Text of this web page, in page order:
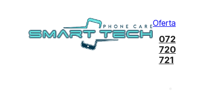
Oferta
072
720
721